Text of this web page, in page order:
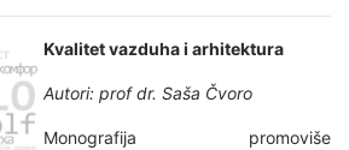
Kvalitet vazduha i arhitektura
Autori: prof dr. Saša Čvoro
Monografija promoviše